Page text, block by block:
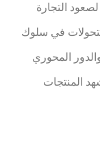
التجارة
في سلوك
المحوري
المنتجات